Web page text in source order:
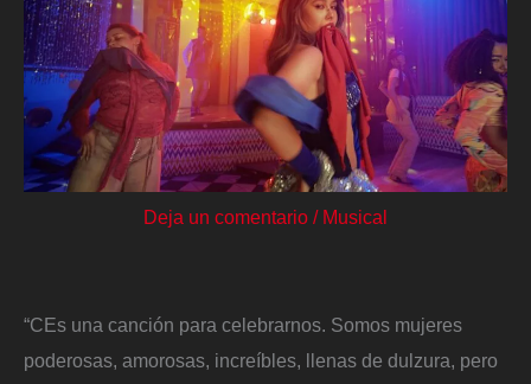
Deja un comentario / Musical
“CEs una canción para celebrarnos. Somos mujeres
poderosas, amorosas, increíbles, llenas de dulzura, pero